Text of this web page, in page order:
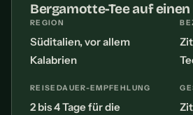
Bergamotte-Tee auf
REGION
Süditalien, vor allem
Kalabrien
REISEDAUER-EMPFEHLUNG
2 bis 4 Tage für die